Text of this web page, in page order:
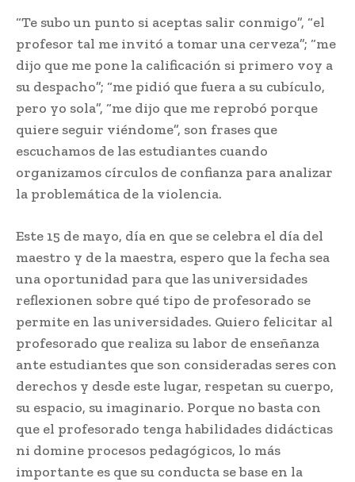
“Te subo un punto si aceptas salir conmigo”, “el
profesor tal me invitó a tomar una cerveza”; “me
dijo que me pone la calificación si primero voy a
su despacho”; “me pidió que fuera a su cubículo,
pero yo sola”, “me dijo que me reprobó porque
quiere seguir viéndome”, son frases que
escuchamos de las estudiantes cuando
organizamos círculos de confianza para analizar
la problemática de la violencia.
Este 15 de mayo, día en que se celebra el día del
maestro y de la maestra, espero que la fecha sea
una oportunidad para que las universidades
reflexionen sobre qué tipo de profesorado se
permite en las universidades. Quiero felicitar al
profesorado que realiza su labor de enseñanza
ante estudiantes que son consideradas seres con
derechos y desde este lugar, respetan su cuerpo,
su espacio, su imaginario. Porque no basta con
que el profesorado tenga habilidades didácticas
ni domine procesos pedagógicos, lo más
importante es que su conducta se base en la